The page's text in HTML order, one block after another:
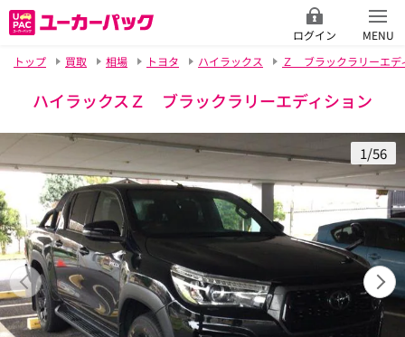
ログイン
MENU
トップ
買取 相場 トヨタ ハイラックス Ｚ ブラックラリーエデ
ハイラックスＺ ブラックラリーエディション
1/56